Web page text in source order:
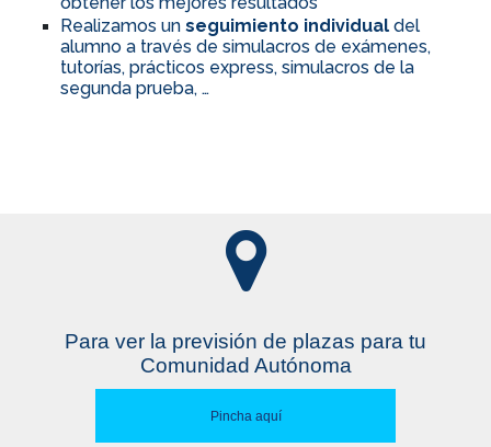
Realizamos un seguimiento individual del
alumno a través de simulacros de exámenes,
tutorías, prácticos express, simulacros de la
segunda prueba, …
Para ver la previsión de plazas para tu
Comunidad Autónoma
Pincha aquí